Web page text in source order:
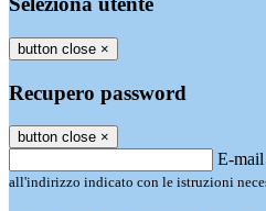
button close ×
Recupero password
button close ×
E-mail
all'indirizzo indicato con le istruzioni